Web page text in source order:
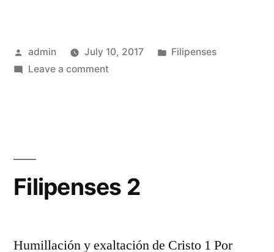
Posted
by
admin July 10, 2017
Posted
Filipenses
Leave a commenton
Filipenses 2
Humillación y exaltación de Cristo 1 Por